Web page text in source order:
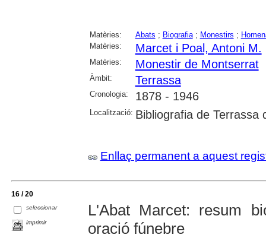
Matèries: Abats ; Biografia; Monestirs ;
Matèries:
Marcet i Poal, Antoni M.
Matèries: Monestir de Montserrat
Àmbit: Terrassa
Cronologia: 1878 - 1946
Localització: Bibliografia de Terrassa
Enllaç permanent a aquest
16 / 20
seleccionar
imprimir
L'Abat Marcet: resum
oració fúnebre